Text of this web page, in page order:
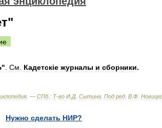
" См Кадетскіе журналы и сборники.
. — СПб. : Т-во И Д Сытина Под ред В Ф
Нужно сделать НИР?